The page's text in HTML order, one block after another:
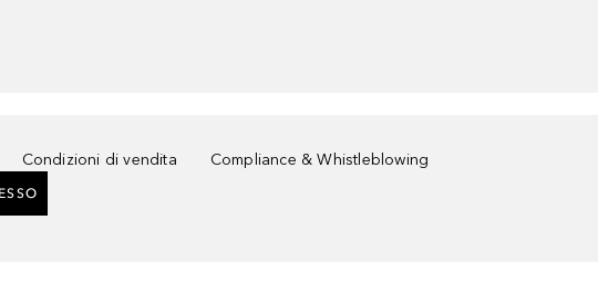
Condizioni di vendita
Compliance & Whistleblowing